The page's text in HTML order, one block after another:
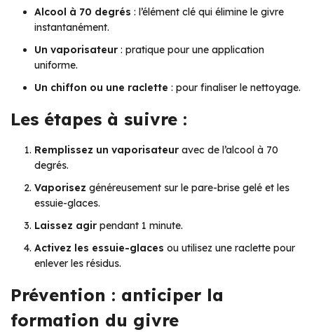
Alcool à 70 degrés : l’élément clé qui élimine le givre
instantanément.
Un vaporisateur : pratique pour une application
uniforme.
Un chiffon ou une raclette : pour finaliser le nettoyage.
Les étapes à suivre :
Remplissez un vaporisateur avec de l’alcool à 70
degrés.
Vaporisez généreusement sur le pare-brise gelé et les
essuie-glaces.
Laissez agir pendant 1 minute.
Activez les essuie-glaces ou utilisez une raclette pour
enlever les résidus.
Prévention : anticiper la
formation du givre